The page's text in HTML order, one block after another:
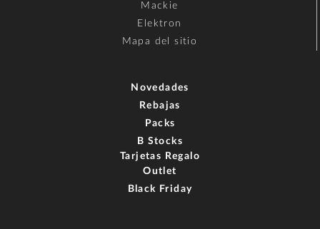
Mackie
Elektron
Mapa del sitio
Novedades
Rebajas
Packs
B Stocks
Tarjetas Regalo
Outlet
Black Friday